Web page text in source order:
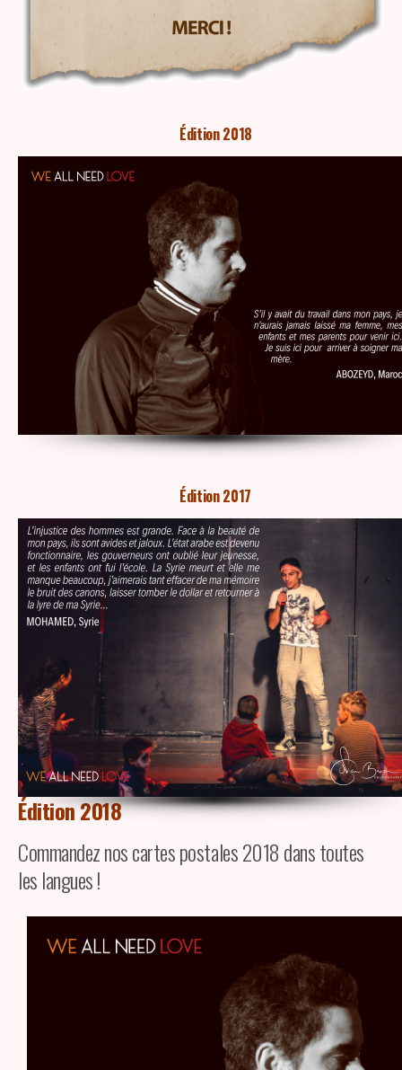
Édition 2018
Édition 2017
Édition 2018
Commandez nos cartes postales 2018 dans toutes
les langues !